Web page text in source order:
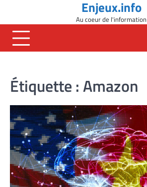
content
Enjeux.info
Au coeur de l'information
Étiquette :Amazon